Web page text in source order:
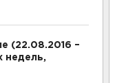
(22.08.2016 –
недель,